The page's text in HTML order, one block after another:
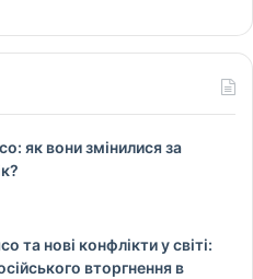
як вони змінилися за
та нові конфлікти у світі:
вторгнення в